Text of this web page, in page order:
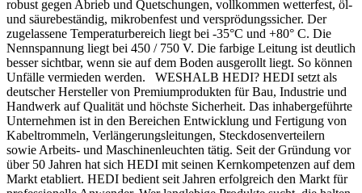
robust gegen Abrieb und Quetschungen, vollkommen wetterfest, öl-
und säurebeständig, mikrobenfest und versprödungssicher. Der
zugelassene Temperaturbereich liegt bei -35°C und +80° C. Die
Nennspannung liegt bei 450 / 750 V. Die farbige Leitung ist deutlich
besser sichtbar, wenn sie auf dem Boden ausgerollt liegt. So können
Unfälle vermieden werden. WESHALB HEDI? HEDI setzt als
deutscher Hersteller von Premiumprodukten für Bau, Industrie und
Handwerk auf Qualität und höchste Sicherheit. Das inhabergeführte
Unternehmen ist in den Bereichen Entwicklung und Fertigung von
Kabeltrommeln, Verlängerungsleitungen, Steckdosenverteilern
sowie Arbeits- und Maschinenleuchten tätig. Seit der Gründung vor
über 50 Jahren hat sich HEDI mit seinen Kernkompetenzen auf dem
Markt etabliert. HEDI bedient seit Jahren erfolgreich den Markt für